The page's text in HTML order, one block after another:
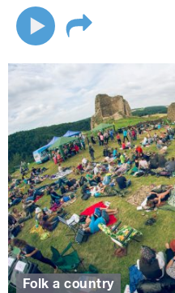
Folk a country